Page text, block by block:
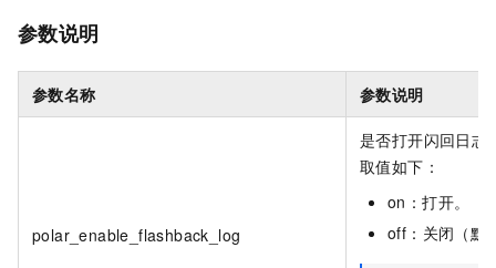
参数说明
参数名称 参数说明
polar_enable_flashback_log
是否打开闪回日志
取值如下：
on：打开。
off：关闭（默